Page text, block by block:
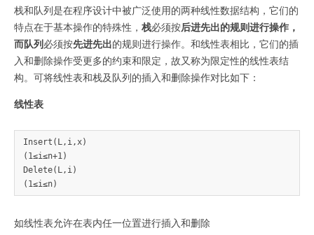
栈和队列是在程序设计中被广泛使用的两种线性数据结构，它们的
特点在于基本操作的特殊性， 栈必须按后进先出的规则进行操作，
而队列必须按先进先出的规则进行操作。和线性表相比，它们的插
入和删除操作受更多的约束和限定，故又称为限定性的线性表结
构。可将线性表和栈及队列的插入和删除操作对比如下：
线性表
Insert(L,i,x)
(1≤i≤n+1)
Delete(L,i)
如线性表允许在表内任一位置进行插入和删除